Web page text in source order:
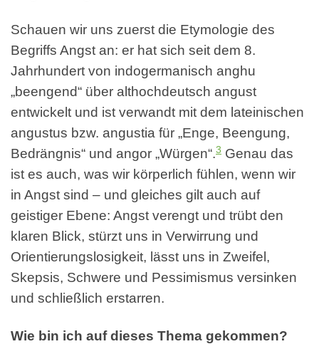
Schauen wir uns zuerst die Etymologie des
Begriffs Angst an: er hat sich seit dem 8.
Jahrhundert von indogermanisch anghu
„beengend“ über althochdeutsch angust
entwickelt und ist verwandt mit dem lateinischen
angustus bzw. angustia für „Enge, Beengung,
Bedrängnis“ und angor „Würgen“.3 Genau das
ist es auch, was wir körperlich fühlen, wenn wir
in Angst sind – und gleiches gilt auch auf
geistiger Ebene: Angst verengt und trübt den
klaren Blick, stürzt uns in Verwirrung und
Orientierungslosigkeit, lässt uns in Zweifel,
Skepsis, Schwere und Pessimismus versinken
und schließlich erstarren.
Wie bin ich auf dieses Thema gekommen?